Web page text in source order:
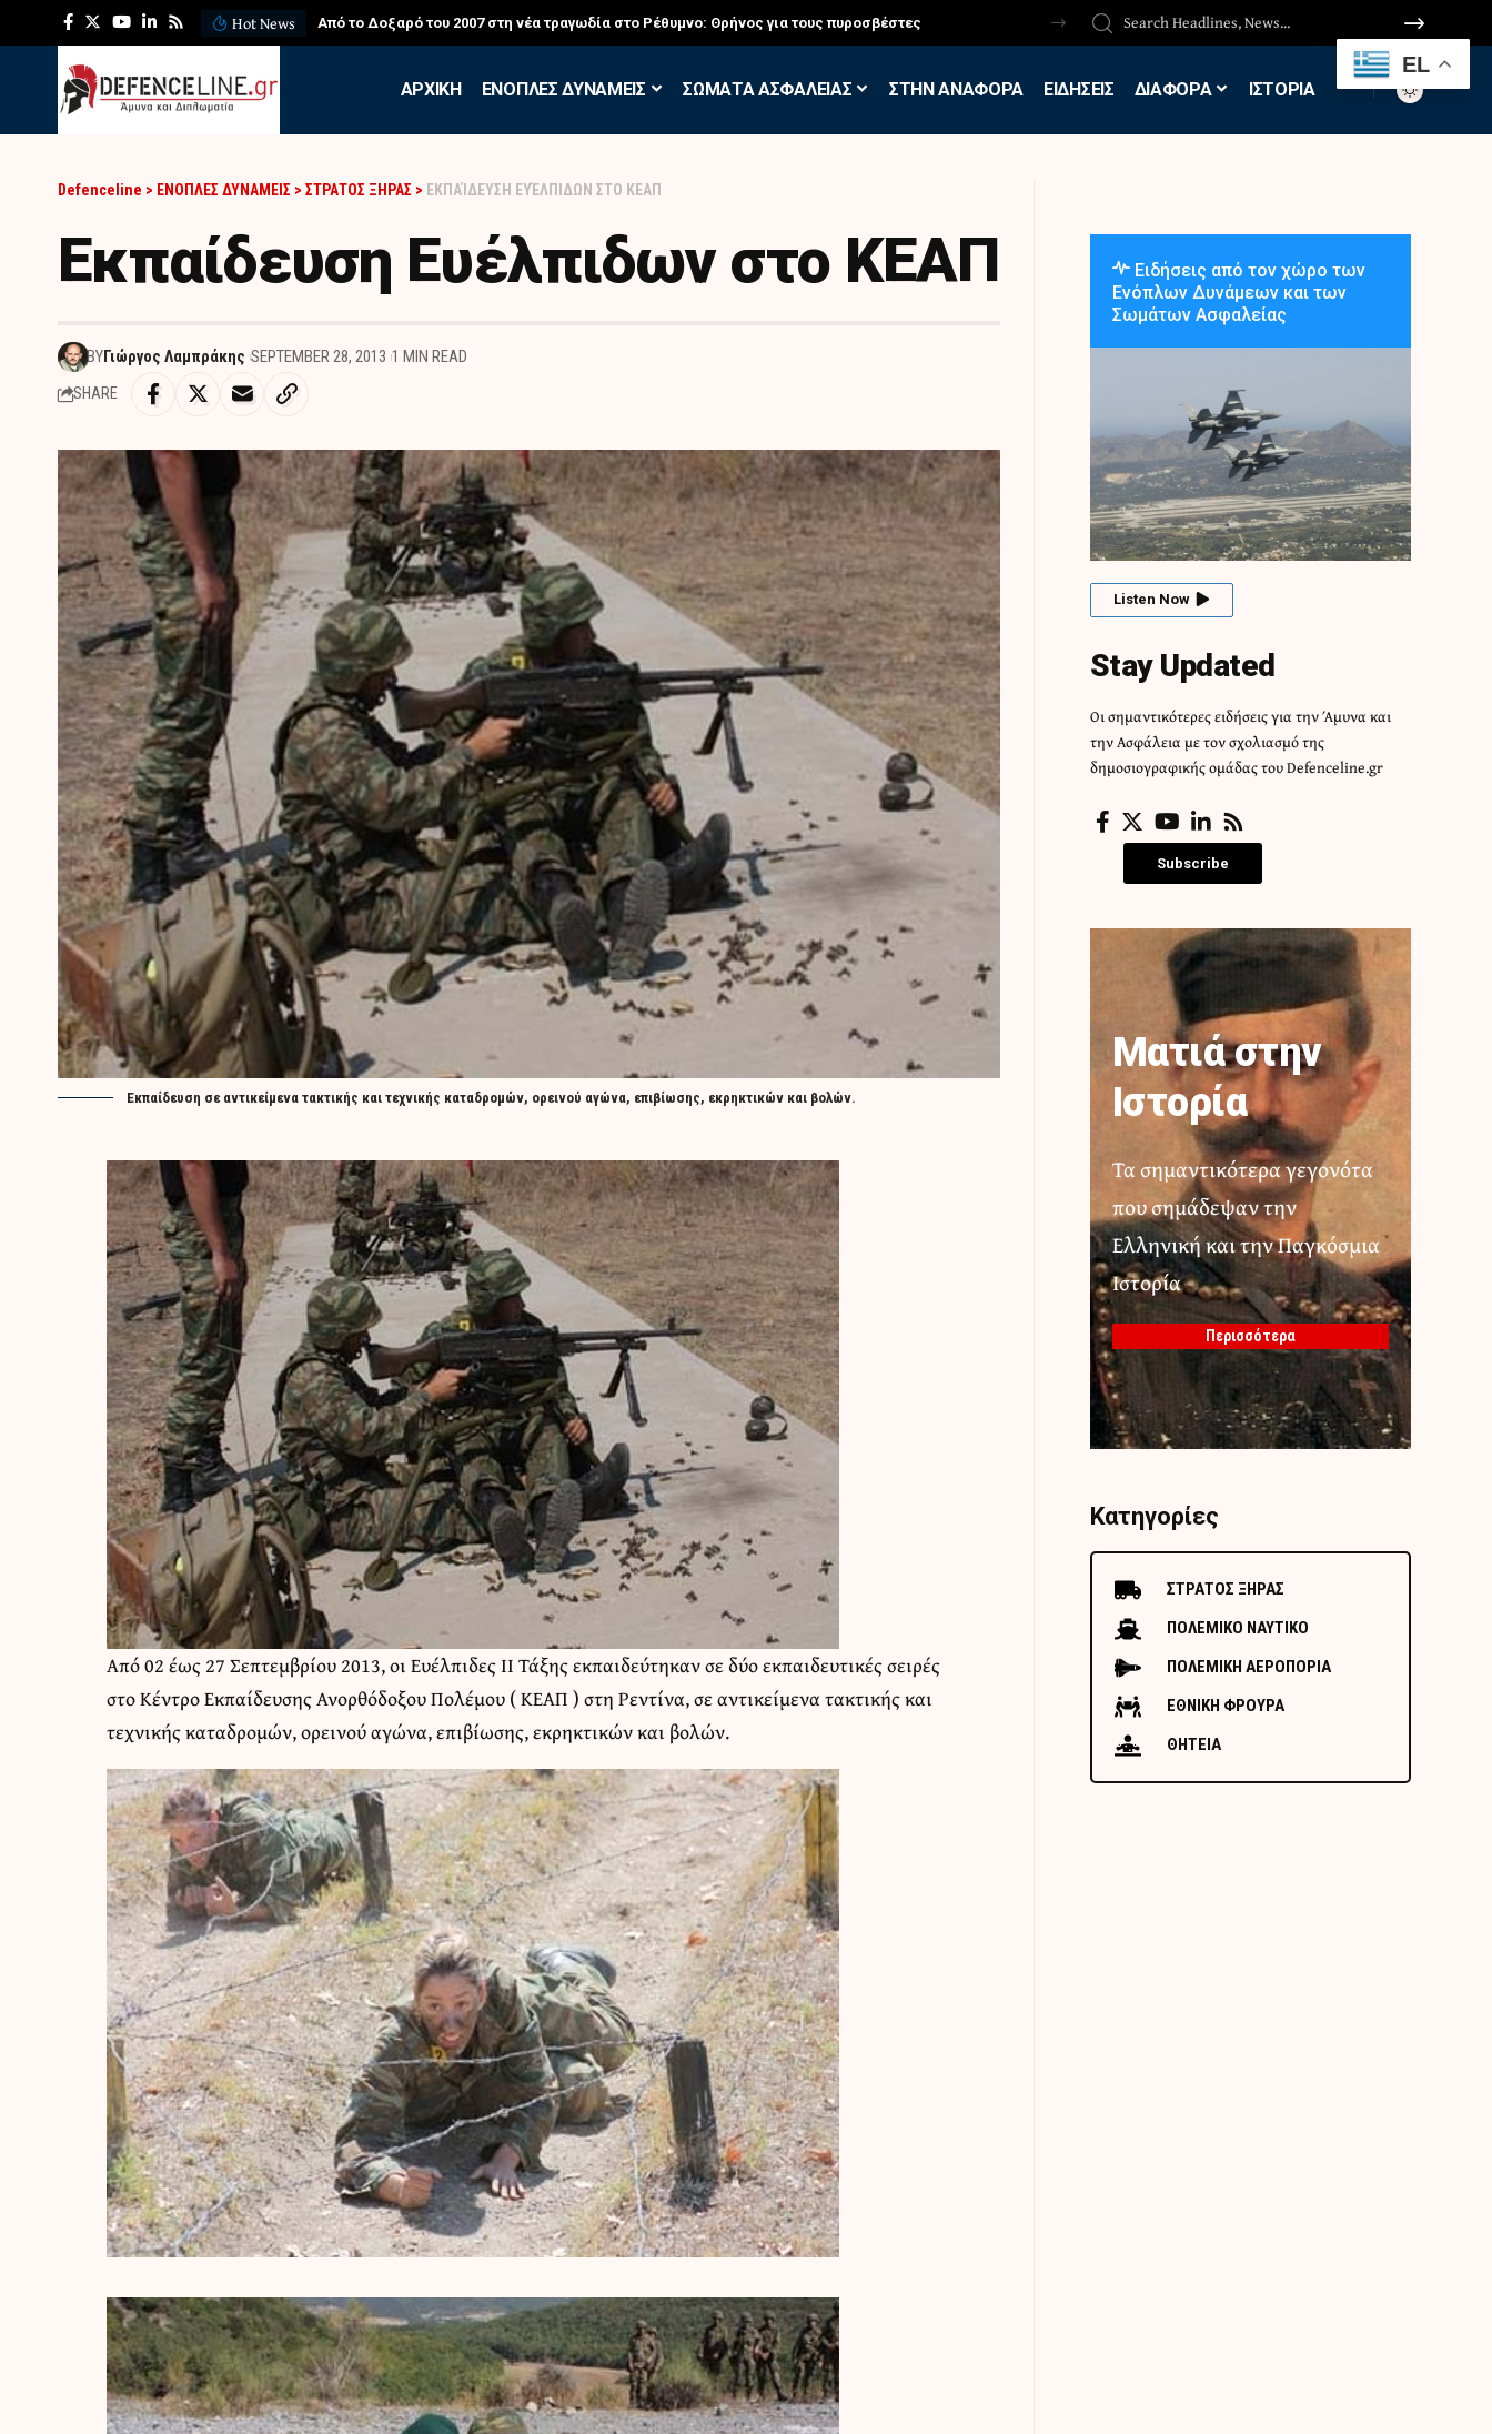
Hot News ΛΕΦΕΔ: Η εντυπωσιακή άσκηση των Εθελοντών Εφέδρων στον Έβρο
APXIKH ΕΝΟΠΛΕΣ ΔΥΝΑΜΕΙΣ ΣΩΜΑΤΑ ΑΣΦΑΛΕΙΑΣ ΣΤΗΝ ΑΝΑΦΟΡΑ ΕΙΔΗΣΕΙΣ ΔΙΑΦΟΡΑ ΙΣΤΟΡΙΑ
Defenceline > ΕΝΟΠΛΕΣ ΔΥΝΑΜΕΙΣ > ΣΤΡΑΤΟΣ ΞΗΡΑΣ > ΕΚΠΑΊΔΕΥΣΗ ΕΥΈΛΠΙΔΩΝ ΣΤΟ ΚΕΑΠ
Εκπαίδευση Ευέλπιδων στο ΚΕΑΠ
BYΓιώργος Λαμπράκης SEPTEMBER 28, 2013 1 MIN READ
SHARE
Εκπαίδευση σε αντικείμενα τακτικής και τεχνικής καταδρομών, ορεινού αγώνα, επιβίωσης, εκρηκτικών και βολών.
Από 02 έως 27 Σεπτεμβρίου 2013, οι Ευέλπιδες ΙΙ Τάξης εκπαιδεύτηκαν σε δύο εκπαιδευτικές σειρές
στο Κέντρο Εκπαίδευσης Ανορθόδοξου Πολέμου ( ΚΕΑΠ ) στη Ρεντίνα, σε αντικείμενα τακτικής και
τεχνικής καταδρομών, ορεινού αγώνα, επιβίωσης, εκρηκτικών και βολών.
Ειδήσεις από τον χώρο των
Ενόπλων Δυνάμεων και των
Σωμάτων Ασφαλείας
Listen Now
Stay Updated
Οι σημαντικότερες ειδήσεις για την Άμυνα και
την Ασφάλεια με τον σχολιασμό της
δημοσιογραφικής ομάδας του Defenceline.gr
Subscribe
Ματιά στην
Ιστορία
Τα σημαντικότερα γεγονότα
που σημάδεψαν την
Ελληνική και την Παγκόσμια
Ιστορία
Περισσότερα
Κατηγορίες
ΣΤΡΑΤΟΣ ΞΗΡΑΣ
ΠΟΛΕΜΙΚΟ ΝΑΥΤΙΚΟ
ΠΟΛΕΜΙΚΗ ΑΕΡΟΠΟΡΙΑ
ΕΘΝΙΚΗ ΦΡΟΥΡΑ
ΘΗΤΕΙΑ
EL